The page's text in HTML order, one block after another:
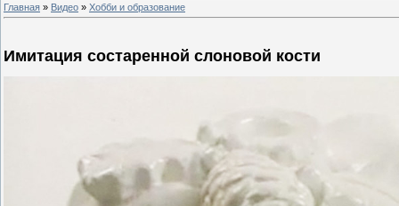
Главная » Видео » Хобби и образование
Имитация состаренной слоновой кости